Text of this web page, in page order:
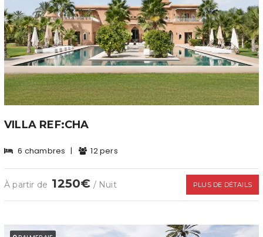
VILLA REF:CHA
6 chambres | 12 pers
À partir de 1250€ / Nuit PLUS DE DÉTAILS